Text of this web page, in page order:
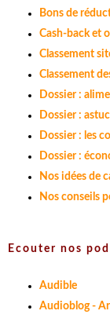
Bons de
Cash-back et
Classement
Classement
Dossier :
Dossier :
Dossier : les
Dossier :
Nos idées de
Nos conseils
Ecouter nos
Audible
Audioblog -